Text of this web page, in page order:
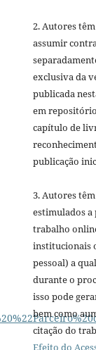
2. Autores
assumir
exclusiva da
publicada
em
capítulo de
publicação
3. Autores
estimulados
trabalho
institucionais
pessoal) a
durante o
isso pode
bem como
citação do
Efeito do